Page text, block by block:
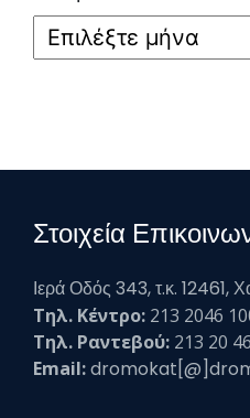
Στοιχεία
Ιερά Οδός 343, τ.κ. 12461,
Τηλ. Κέντρο: 213 2046
Τηλ. Ραντεβού: 213 20
Email: